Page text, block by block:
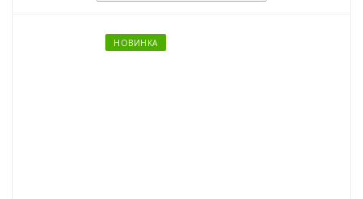
НОВИНКА